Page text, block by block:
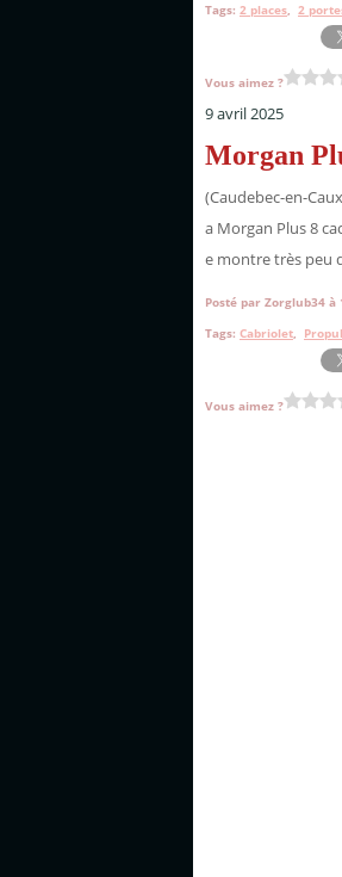
Tags: 2 places, 2
Vous aimez ?
9 avril 2025
Morgan
(Caudebec-en-
a Morgan Plus 8
e montre très peu
Posté par Zorglub34 à
Tags: Cabriolet,
Vous aimez ?